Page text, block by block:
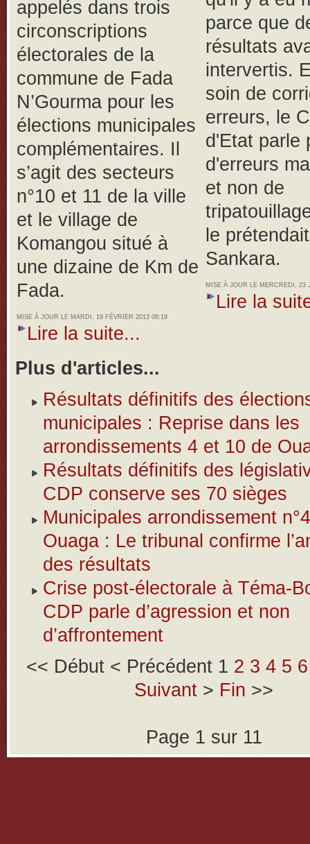
appelés dans trois
circonscriptions
électorales de la
commune de Fada
N’Gourma pour les
élections municipales
complémentaires. Il
s’agit des secteurs
n°10 et 11 de la ville
et le village de
Komangou situé à
une dizaine de Km de
Fada.
MISE À JOUR LE MARDI, 19 FÉVRIER 2013 06:19
Lire la suite...
parce que
résultats
intervertis.
soin de
erreurs, le
d'Etat parle
d'erreurs
et non de
le
Sankara.
MISE À JOUR LE MERCREDI, 23
Lire la
Plus d'articles...
Résultats définitifs des
municipales : Reprise dans les
arrondissements 4 et 10 de
Résultats définitifs des
CDP conserve ses 70 sièges
Municipales arrondissement
Ouaga : Le tribunal confirme
des résultats
Crise post-électorale à Téma-
CDP parle d’agression et non
d’affrontement
<< Début < Précédent 1 2 3 4 5 6
Suivant > Fin >>
Page 1 sur 11